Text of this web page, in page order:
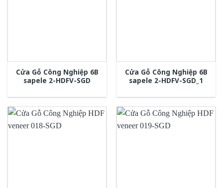
Cửa Gỗ Công Nghiệp 6B
sapele 2-HDFV-SGD
Cửa Gỗ Công Nghiệp 6B
sapele 2-HDFV-SGD_1